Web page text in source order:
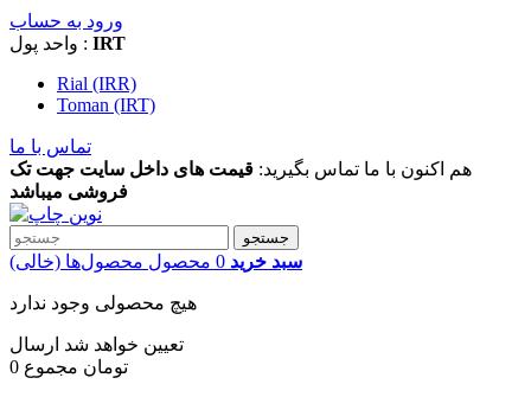
ورود به حساب
واحد پول : IRT
Rial (IRR)
Toman (IRT)
تماس با ما
هم اکنون با ما تماس بگیرید: قیمت های داخل سایت جهت تک
فروشی میباشد
جستجو
سبد خرید 0 محصول محصول‌ها (خالی)
هیچ محصولی وجود ندارد
تعیین خواهد شد ارسال
0 تومان مجموع